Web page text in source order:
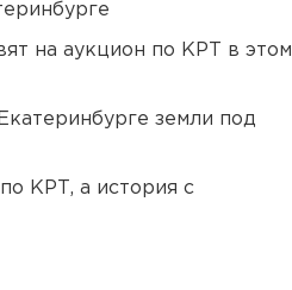
на аукцион по КРТ в этом
земли под
КРТ, а история с